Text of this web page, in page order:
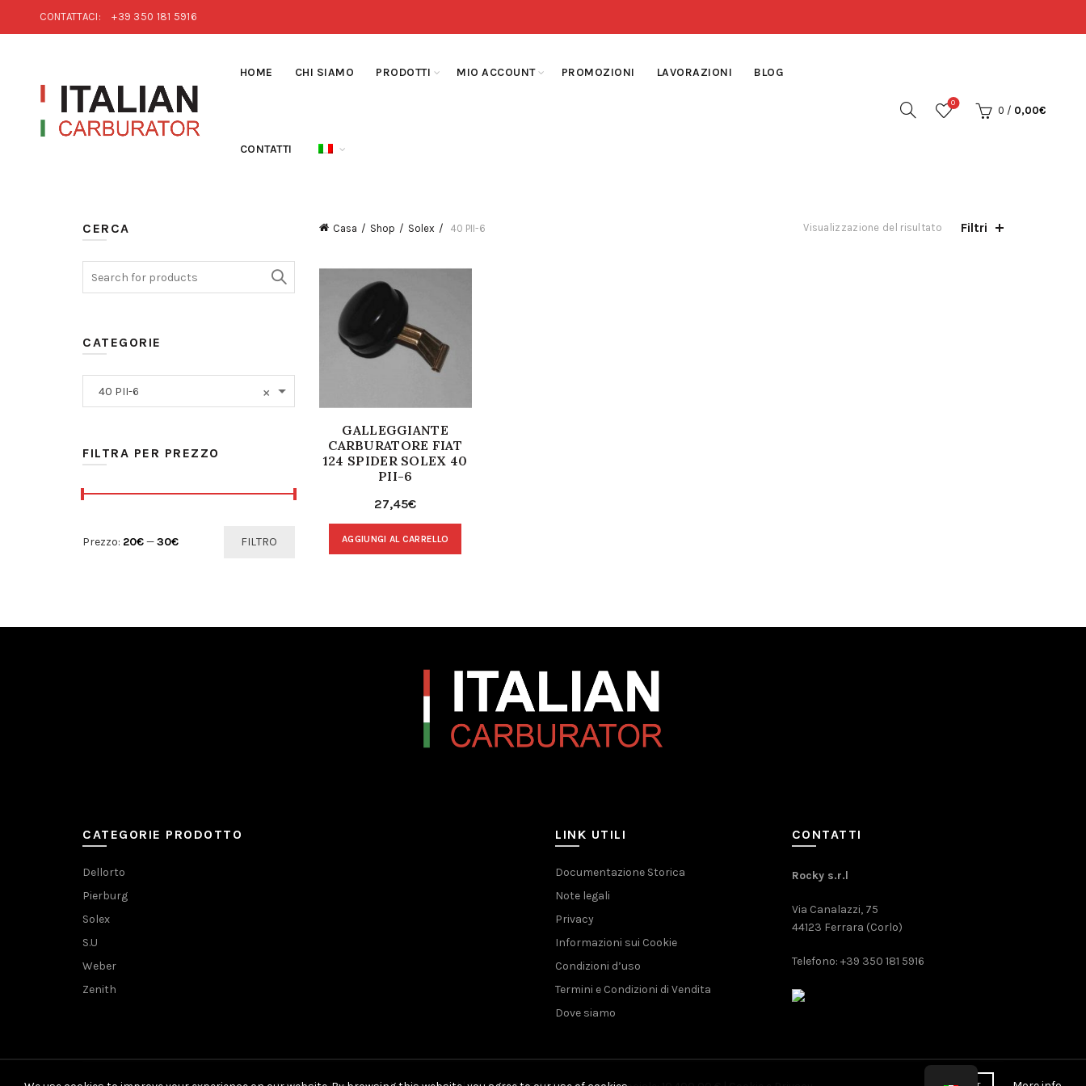
CONTATTACI: +39 350 181 5916
HOME CHI SIAMO PRODOTTI MIO ACCOUNT PROMOZIONI LAVORAZIONI BLOG
CONTATTI
0
0 / 0,00€
Casa Shop Solex 40 PII-6 Visualizzazione del risultato Filtri
GALLEGGIANTE
CARBURATORE FIAT
124 SPIDER SOLEX 40
PII-6
27,45€
AGGIUNGI AL CARRELLO
CERCA
CATEGORIE
×
40 PII-6
FILTRA PER PREZZO
Prezzo Min
Prezzo Max FILTRO
Prezzo: 20€—30€
CATEGORIE PRODOTTO
Dellorto
Pierburg
Solex
S.U
Weber
Zenith
LINK UTILI
Documentazione Storica
Note legali
Privacy
Informazioni sui Cookie
Condizioni d’uso
Termini e Condizioni di Vendita
Dove siamo
CONTATTI
Rocky s.r.l
Via Canalazzi, 75
44123 Ferrara (Corlo)
Telefono: +39 350 181 5916